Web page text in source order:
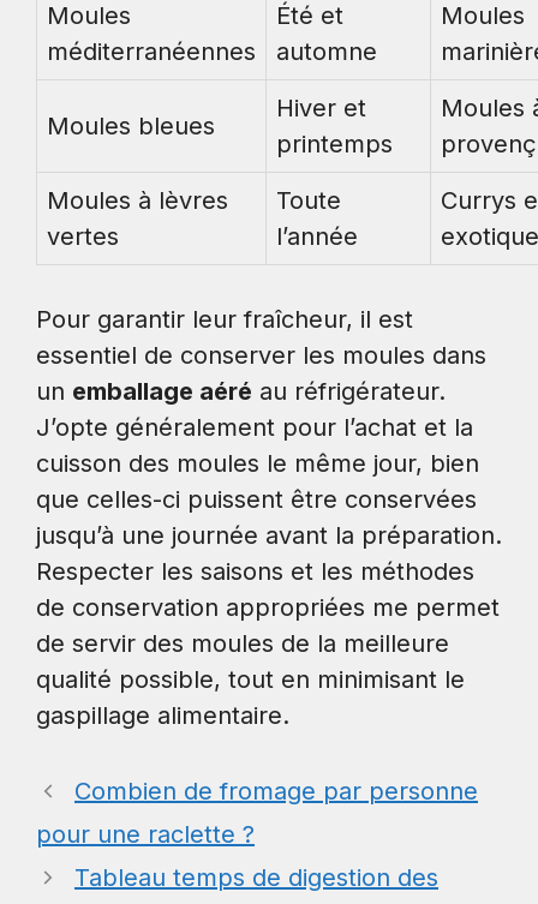
Moules
méditerranéennes
Été et
automne
Moules
Moules bleues
Hiver et
printemps
Moules
Moules à lèvres
vertes
Toute
l’année
Currys
Pour garantir leur fraîcheur, il est
essentiel de conserver les moules dans
un emballage aéré au réfrigérateur.
J’opte généralement pour l’achat et la
cuisson des moules le même jour, bien
que celles-ci puissent être conservées
jusqu’à une journée avant la préparation.
Respecter les saisons et les méthodes
de conservation appropriées me permet
de servir des moules de la meilleure
qualité possible, tout en minimisant le
gaspillage alimentaire.
Combien de fromage par personne
pour une raclette ?
Tableau temps de digestion des